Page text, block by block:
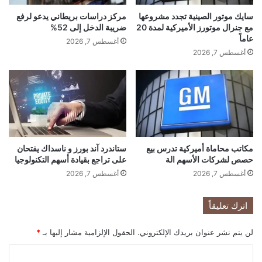
د
ي
د
م
ه
و
ر
ا
ع
ر
ب
ي
ف
ي
ق
ط
ر
ل
م
سايك موتور الصينية تجدد مشروعها
مع جنرال موتورز الأميركية لمدة 20
عاماً
أغسطس 7, 2026
مركز دراسات بريطاني يدعو لرفع
ضريبة الدخل إلى 52%
أغسطس 7, 2026
مكاتب محاماة أميركية تدرس بيع
حصص لشركات الأسهم الة
أغسطس 7, 2026
ستاندرد آند بورز و ناسداك يفتحان
على تراجع بقيادة أسهم التكنولوجيا
أغسطس 7, 2026
اترك تعليقاً
لن يتم نشر عنوان بريدك الإلكتروني. الحقول الإلزامية مشار إليها بـ *